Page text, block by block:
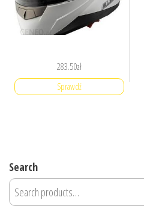
283.50zł
Sprawdź
Search